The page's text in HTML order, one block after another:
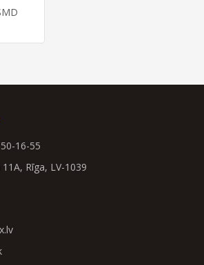
16-55
Rīga, LV-1039